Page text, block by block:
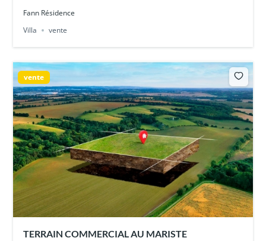
Fann Résidence
Villa
vente
vente
TERRAIN COMMERCIAL AU MARISTE